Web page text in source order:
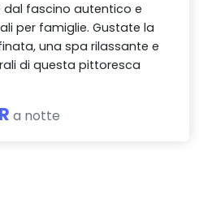
dal fascino autentico e
per famiglie. Gustate la
una spa rilassante e
di questa pittoresca
a notte